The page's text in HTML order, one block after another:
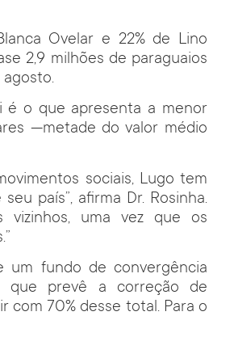
Ovelar e 22% de Lino
2,9 milhões de paraguaios
agosto.
é o que apresenta a menor
—metade do valor médio
sociais, Lugo tem
país”, afirma Dr. Rosinha.
vizinhos, uma vez que os
um fundo de convergência
que prevê a correção de
com 70% desse total. Para o